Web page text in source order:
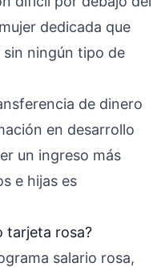
dedicada que
sin ningún tipo de
de dinero
en desarrollo
un ingreso más
e hijas es
tarjeta rosa?
salario rosa,